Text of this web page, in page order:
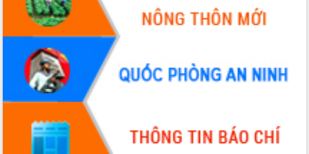
Gặp mặt các cơ quan báo chí nhân Kỷ
niệm 101 năm Ngày Báo chí Cách
mạng Việt Nam
Đắk Lắk sơ kết 4 năm triển khai thực
hiện Đề án 06 của Chính phủ
Họp báo thông tin về Hội nghị Công bố
Quy hoạch và Xúc tiến đầu tư tỉnh Đắk
Khơi thông điểm nghẽn, đẩy nhanh
giải ngân vốn khắc phục thiên tai